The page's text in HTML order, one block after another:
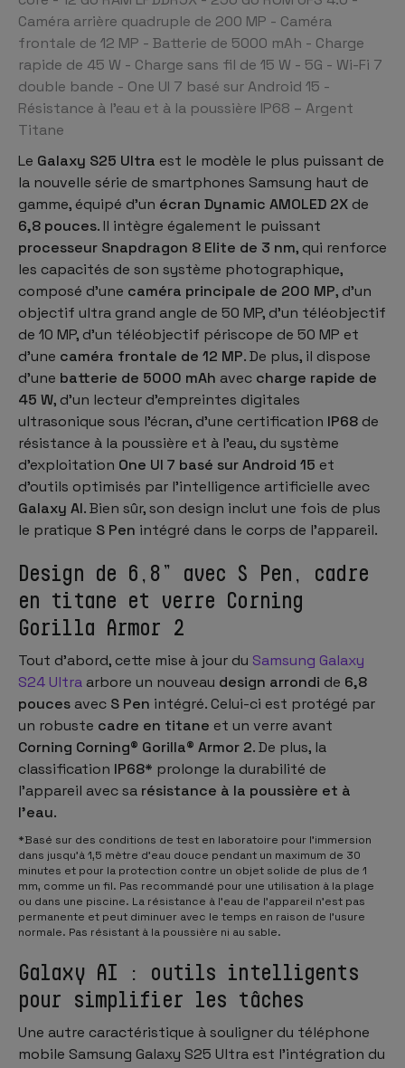
Caméra arrière quadruple de 200 MP - Caméra
frontale de 12 MP - Batterie de 5000 mAh - Charge
rapide de 45 W - Charge sans fil de 15 W - 5G - Wi-Fi 7
double bande - One UI 7 basé sur Android 15 -
Résistance à l'eau et à la poussière IP68 – Argent
Titane
Le Galaxy S25 Ultra est le modèle le plus puissant de
la nouvelle série de smartphones Samsung haut de
gamme, équipé d'un écran Dynamic AMOLED 2X de
6,8 pouces. Il intègre également le puissant
processeur Snapdragon 8 Elite de 3 nm, qui renforce
les capacités de son système photographique,
composé d'une caméra principale de 200 MP, d'un
objectif ultra grand angle de 50 MP, d'un téléobjectif
de 10 MP, d'un téléobjectif périscope de 50 MP et
d'une caméra frontale de 12 MP. De plus, il dispose
d'une batterie de 5000 mAh avec charge rapide de
45 W, d'un lecteur d'empreintes digitales
ultrasonique sous l'écran, d'une certification IP68 de
résistance à la poussière et à l'eau, du système
d'exploitation One UI 7 basé sur Android 15 et
d'outils optimisés par l'intelligence artificielle avec
Galaxy AI. Bien sûr, son design inclut une fois de plus
le pratique S Pen intégré dans le corps de l'appareil.
Design de 6,8” avec S Pen, cadre
en titane et verre Corning
Gorilla Armor 2
Tout d'abord, cette mise à jour du Samsung Galaxy
S24 Ultra arbore un nouveau design arrondi de 6,8
pouces avec S Pen intégré. Celui-ci est protégé par
un robuste cadre en titane et un verre avant
Corning Corning® Gorilla® Armor 2. De plus, la
classification IP68* prolonge la durabilité de
l'appareil avec sa résistance à la poussière et à
l'eau.
*Basé sur des conditions de test en laboratoire pour l'immersion
dans jusqu'à 1,5 mètre d'eau douce pendant un maximum de 30
minutes et pour la protection contre un objet solide de plus de 1
mm, comme un fil. Pas recommandé pour une utilisation à la plage
ou dans une piscine. La résistance à l'eau de l'appareil n'est pas
permanente et peut diminuer avec le temps en raison de l'usure
normale. Pas résistant à la poussière ni au sable.
Galaxy AI : outils intelligents
pour simplifier les tâches
Une autre caractéristique à souligner du téléphone
mobile Samsung Galaxy S25 Ultra est l'intégration du